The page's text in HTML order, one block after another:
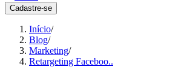
Cadastre-se
Início/
Blog/
Marketing/
Retargeting Faceboo..